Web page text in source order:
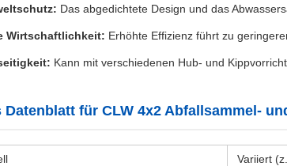
Das abgedichtete Design und das
Wirtschaftlichkeit: Erhöhte Effizienz führt zu
Kann mit verschiedenen Hub- und
Datenblatt für CLW 4x2 Abfallsammel-
Variiert